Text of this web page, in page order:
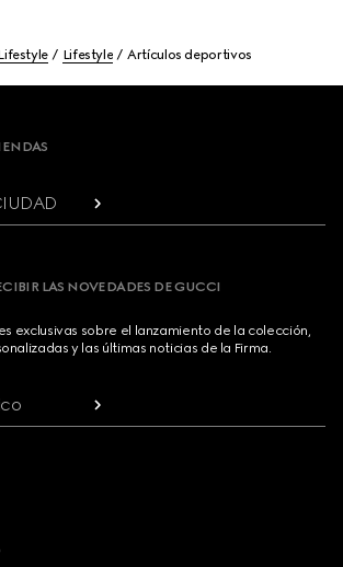
Lifestyle Artículos deportivos
LAS NOVEDADES DE GUCCI
exclusivas sobre el lanzamiento de la colección,
y las últimas noticias de la Firma.